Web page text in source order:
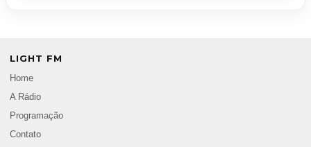
LIGHT FM
Home
A Rádio
Programação
Contato